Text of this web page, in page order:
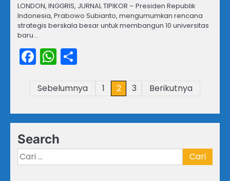
LONDON, INGGRIS, JURNAL TIPIKOR – Presiden Republik
Indonesia, Prabowo Subianto, mengumumkan rencana
strategis berskala besar untuk membangun 10 universitas
baru…
Facebook
WhatsApp
Paginasi
Sebelumnya 1 2 3 Berikutnya
Search
Cari
untuk: